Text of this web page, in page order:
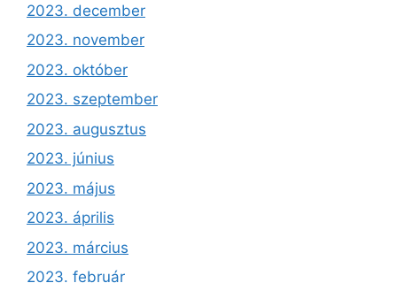
2023. december
2023. november
2023. október
2023. szeptember
2023. augusztus
2023. június
2023. május
2023. április
2023. március
2023. február